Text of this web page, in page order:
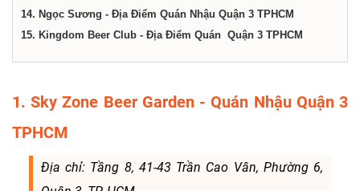
Chí
Minh
14. Ngọc Sương - Địa Điểm Quán Nhậu Quận 3 TPHCM
15. Kingdom Beer Club - Địa Điểm Quán Quận 3 TPHCM
1. Sky Zone Beer Garden - Quán Nhậu Quận 3
TPHCM
Địa chỉ: Tầng 8, 41-43 Trần Cao Vân, Phường 6,